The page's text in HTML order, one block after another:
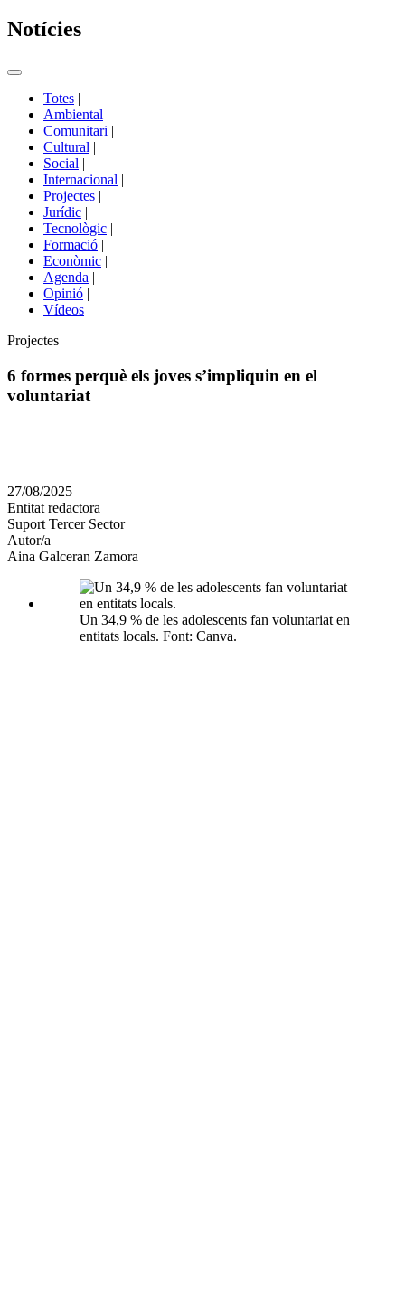
Notícies
Commutador
portals
Totes |
Ambiental |
Comunitari |
Cultural |
Social |
Internacional |
Projectes |
Jurídic |
Tecnològic |
Formació |
Econòmic |
Agenda |
Opinió |
Vídeos
Àmbit
la
notícia
Projectes
6 formes perquè els joves s’impliquin en el
voluntariat
en
altres
xarxes
socials
27/08/2025
Entitat redactora
Suport Tercer Sector
Autor/a
Aina Galceran Zamora
Un 34,9 % de les adolescents fan voluntariat en
entitats locals. Font: Canva.